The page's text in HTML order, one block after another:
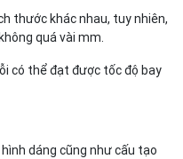
thước khác nhau, tuy nhiên,
quá vài mm.
có thể đạt được tốc độ bay
dáng cũng như cấu tạo